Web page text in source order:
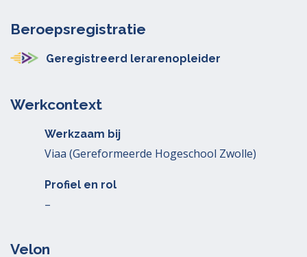
Beroepsregistratie
Geregistreerd lerarenopleider
Werkcontext
Werkzaam bij
Viaa (Gereformeerde Hogeschool Zwolle)
Profiel en rol
–
Velon